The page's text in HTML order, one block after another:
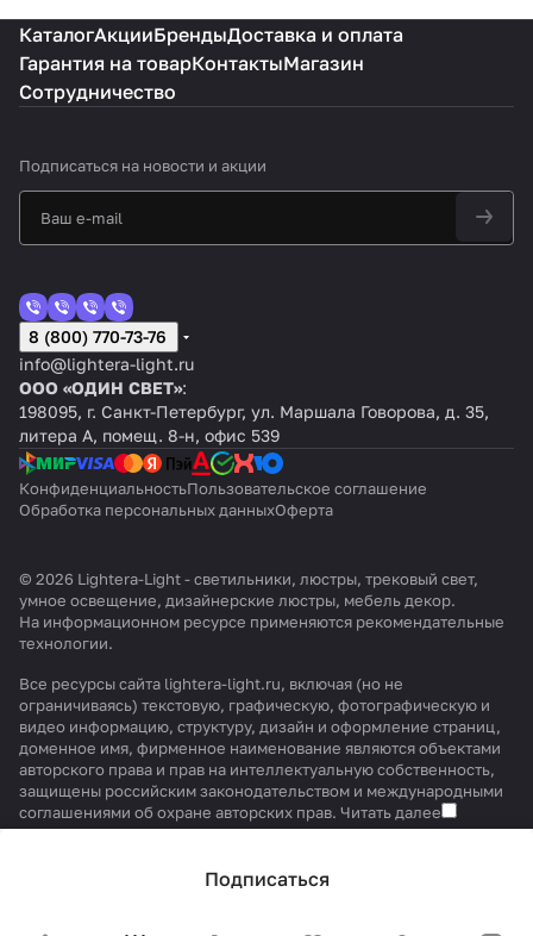
Подписаться
КаталогАкцииБрендыДоставка и оплата
Гарантия на товарКонтактыМагазин
Сотрудничество
Подписаться на новости и акции
8 (800) 770-73-76
info@lightera-light.ru
ООО «ОДИН СВЕТ»:
198095, г. Санкт-Петербург, ул. Маршала Говорова, д. 35,
литера А, помещ. 8-н, офис 539
КонфиденциальностьПользовательское соглашение
Обработка персональных данныхОферта
© 2026 Lightera-Light - светильники, люстры, трековый свет,
умное освещение, дизайнерские люстры, мебель декор.
На информационном ресурсе применяются рекомендательные
технологии.
Все ресурсы сайта lightera-light.ru, включая (но не
ограничиваясь) текстовую, графическую, фотографическую и
видео информацию, структуру, дизайн и оформление страниц,
доменное имя, фирменное наименование являются объектами
авторского права и прав на интеллектуальную собственность,
защищены российским законодательством и международными
соглашениями об охране авторских прав. Читать далее